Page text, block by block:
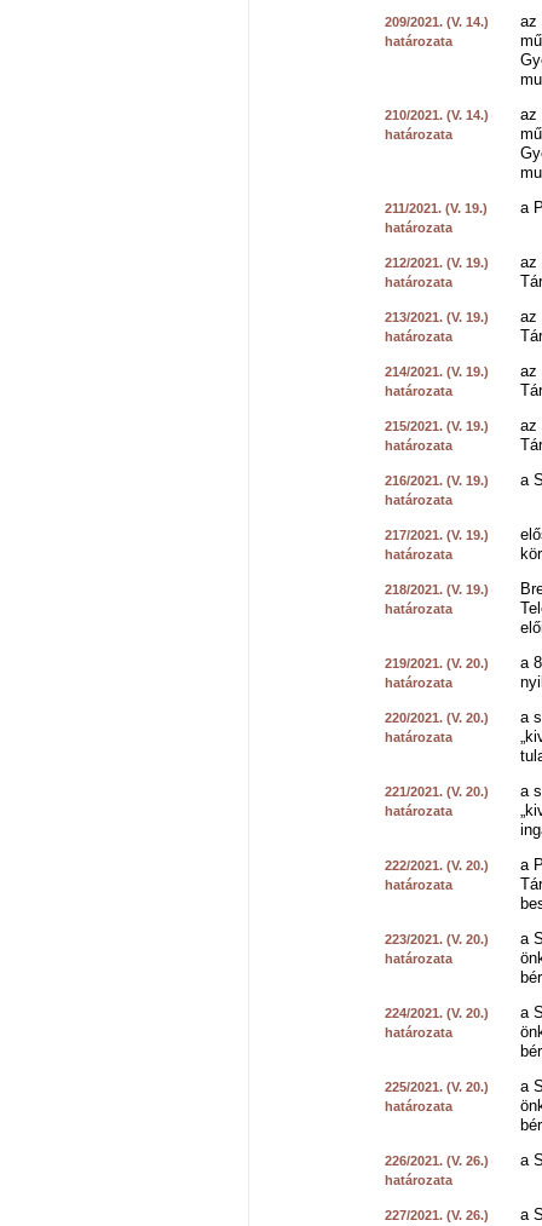
209/2021. (V. 14.)
határozata
az
210/2021. (V. 14.)
határozata
az
211/2021. (V. 19.)
határozata
a
212/2021. (V. 19.)
határozata
az
213/2021. (V. 19.)
határozata
az
214/2021. (V. 19.)
határozata
az
215/2021. (V. 19.)
határozata
az
216/2021. (V. 19.)
határozata
a
217/2021. (V. 19.)
határozata
218/2021. (V. 19.)
határozata
219/2021. (V. 20.)
határozata
a
220/2021. (V. 20.)
határozata
a
221/2021. (V. 20.)
határozata
a
222/2021. (V. 20.)
határozata
a
223/2021. (V. 20.)
határozata
a
224/2021. (V. 20.)
határozata
a
225/2021. (V. 20.)
határozata
a
226/2021. (V. 26.)
határozata
a
227/2021. (V. 26.)
a